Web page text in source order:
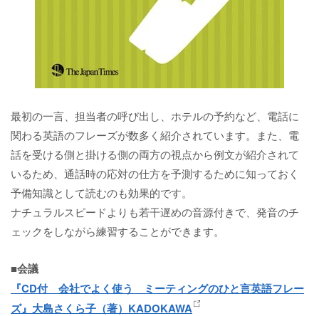
最初の一言、担当者の呼び出し、ホテルの予約など、電話に
関わる英語のフレーズが数多く紹介されています。また、電
話を受ける側と掛ける側の両方の視点から例文が紹介されて
いるため、通話時の応対の仕方を予測するために知っておく
予備知識として読むのも効果的です。
ナチュラルスピードよりも若干遅めの音源付きで、発音のチ
ェックをしながら練習することができます。
■会議
『CD付 会社でよく使う ミーティングのひと言英語フレー
ズ』大島さくら子（著）KADOKAWA